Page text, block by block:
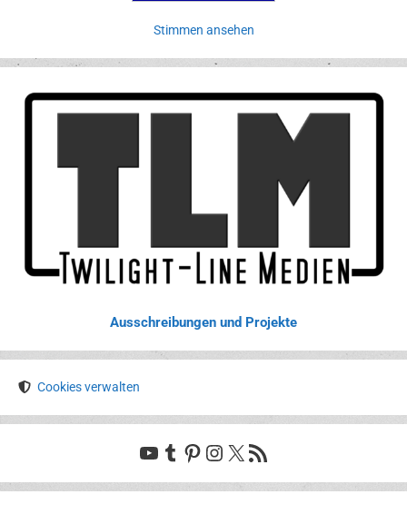
Stimmen ansehen
Ausschreibungen und Projekte
Cookies verwalten
YouTube
Tumblr
Pinterest
Instagram
X RSS-Feed